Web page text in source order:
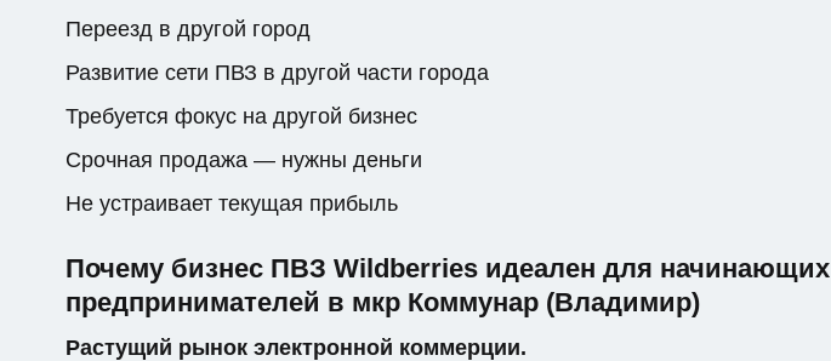
Переезд в другой город
Развитие сети ПВЗ в другой части города
Требуется фокус на другой бизнес
Срочная продажа — нужны деньги
Не устраивает текущая прибыль
Почему бизнес ПВЗ Wildberries идеален для начинающих
предпринимателей в мкр Коммунар (Владимир)
Растущий рынок электронной коммерции.